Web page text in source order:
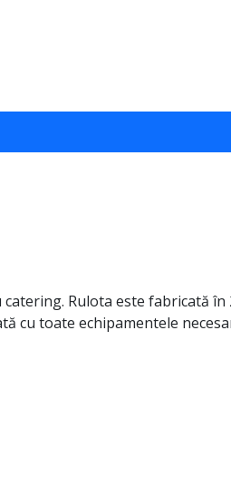
Rulota este fabricată în
cu toate echipamentele